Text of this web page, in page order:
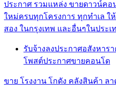
ประกาศ รวมแหล่ง ขายดาวน์ค
ใหม่ครบทุกโครงการ ทุกทำเล ใ
สอง ในกรุงเทพ และอื่นๆในประ
รับจ้างลงประกาศอสังหาร
โพสต์ประกาศขายคอนโด
ขาย โรงงาน โกดัง คลังสินค้า ล